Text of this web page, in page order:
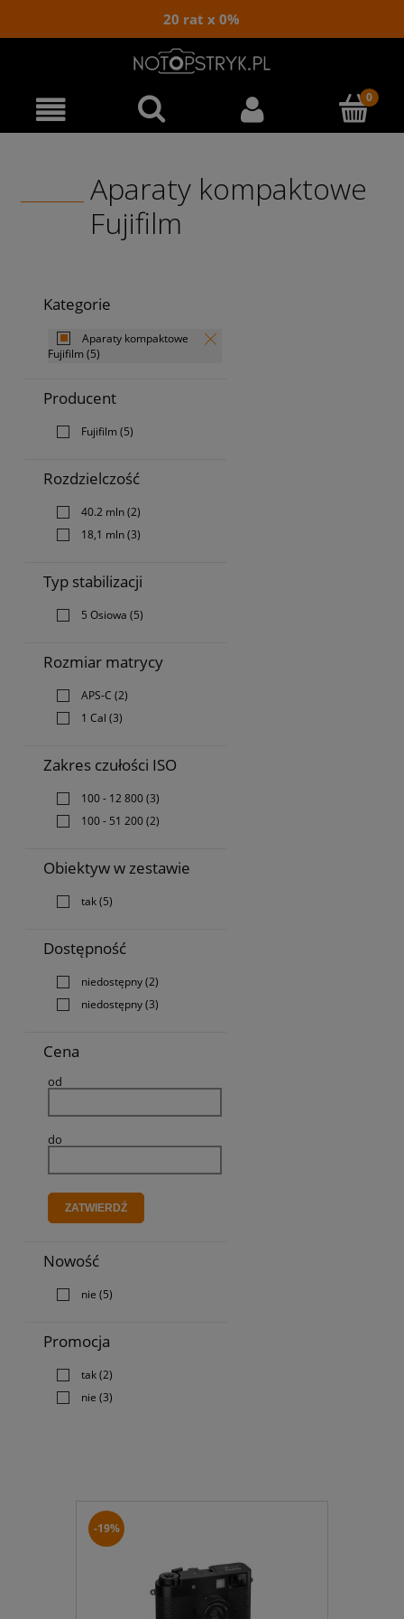
20 rat x 0%
Aparaty kompaktowe
Fujifilm
Kategorie
Aparaty kompaktowe
Fujifilm (5)
Producent
Fujifilm(5)
Rozdzielczość
40.2 mln(2)
18,1 mln(3)
Typ stabilizacji
5 Osiowa (5)
Rozmiar matrycy
APS-C (2)
1 Cal (3)
Zakres czułości ISO
100 - 12 800(3)
100 - 51 200(2)
Obiektyw w zestawie
tak(5)
Dostępność
niedostępny(2)
niedostępny(3)
Cena
od
do
ZATWIERDŹ
Nowość
nie (5)
Promocja
tak(2)
nie (3)
-19%